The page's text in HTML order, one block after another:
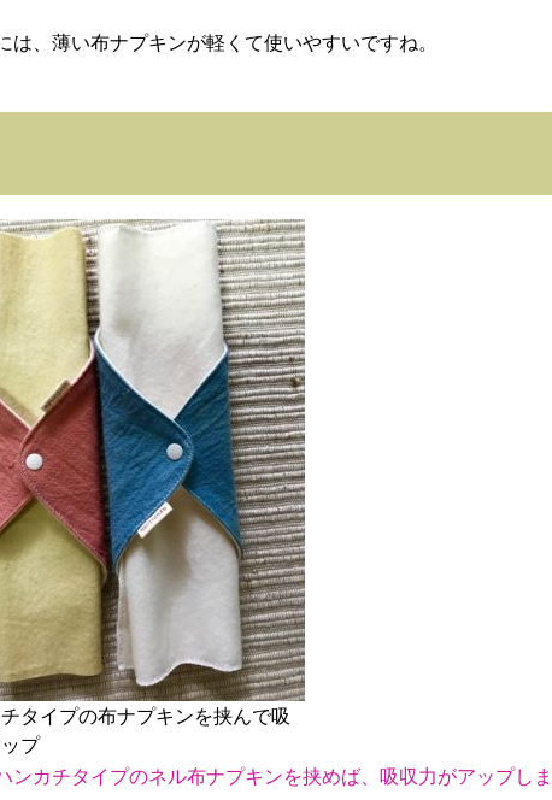
、薄い布ナプキンが軽くて使いやすいですね。
タイプの布ナプキンを挟んで吸
プ
ンカチタイプのネル布ナプキンを挟めば、吸収力がアップしま